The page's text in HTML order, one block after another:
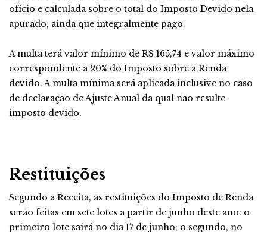
ofício e calculada sobre o total do Imposto Devido nela
apurado, ainda que integralmente pago.
A multa terá valor mínimo de R$ 165,74 e valor máximo
correspondente a 20% do Imposto sobre a Renda
devido. A multa mínima será aplicada inclusive no caso
de declaração de Ajuste Anual da qual não resulte
imposto devido.
Restituições
Segundo a Receita, as restituições do Imposto de Renda
serão feitas em sete lotes a partir de junho deste ano: o
primeiro lote sairá no dia 17 de junho; o segundo, no